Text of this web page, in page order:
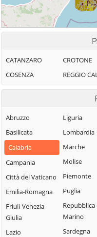
CATANZARO
COSENZA
CROTONE
REGGIO
Abruzzo
Basilicata
Calabria
Campania
Città del Vaticano
Emilia-Romagna
Friuli-Venezia
Giulia
Lazio
Liguria
Lombardia
Marche
Molise
Piemonte
Puglia
Repubblica
Marino
Sardegna